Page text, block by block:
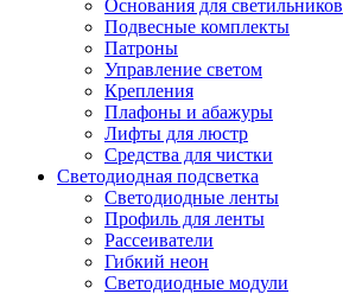
Основания для светильников
Подвесные комплекты
Патроны
Управление светом
Крепления
Плафоны и абажуры
Лифты для люстр
Средства для чистки
Светодиодная подсветка
Светодиодные ленты
Профиль для ленты
Рассеиватели
Гибкий неон
Светодиодные модули